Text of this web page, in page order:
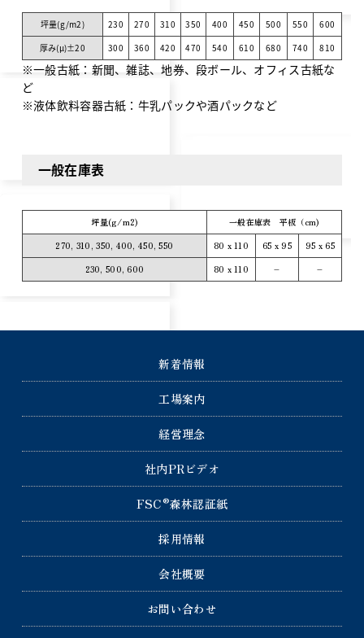
坪量(g/m2) 230 270 310 350 400 450 500 550
600
厚み(μ)±20
300 360 420 470 540 610 680 740 810
※一般古紙：新聞、雑誌、地券、段ボール、オフィス古紙な
ど
※液体飲料容器古紙：牛乳パックや酒パックなど
一般在庫表
坪量(g/m2)
一般在庫表 平板（cm)
270, 310, 350, 400, 450, 550
80 x 110 65 x 95
95 x 65
230, 500, 600
80 x 110 – –
新着情報
工場案内
経営理念
社内PRビデオ
FSC®森林認証紙
採用情報
会社概要
お問い合わせ